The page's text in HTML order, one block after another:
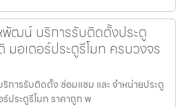
พัฒน์ บริการรับติดตั้งประตู
มอเตอร์ประตูรีโมท ครบวงจร
ารรับติดตั้ง ซ่อมแซม และ จำหน่ายประตู
ประตูรีโมท ราคาถูก พ